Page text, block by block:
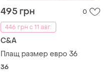
495 грн
0
446 грн с 11 авг.
C&A
Плащ размер евро 36
36